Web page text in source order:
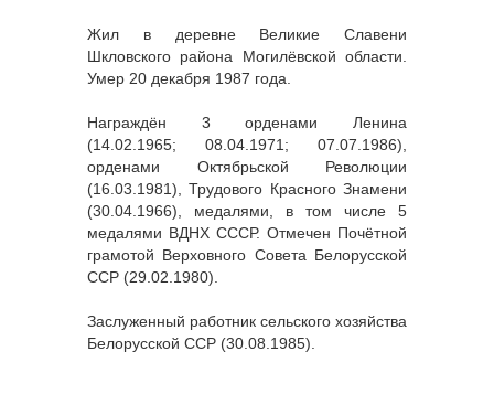
Жил в деревне Великие Славени
Шкловского района Могилёвской области.
Умер 20 декабря 1987 года.
Награждён 3 орденами Ленина
(14.02.1965; 08.04.1971; 07.07.1986),
орденами Октябрьской Революции
(16.03.1981), Трудового Красного Знамени
(30.04.1966), медалями, в том числе 5
медалями ВДНХ СССР. Отмечен Почётной
грамотой Верховного Совета Белорусской
ССР (29.02.1980).
Заслуженный работник сельского хозяйства
Белорусской ССР (30.08.1985).